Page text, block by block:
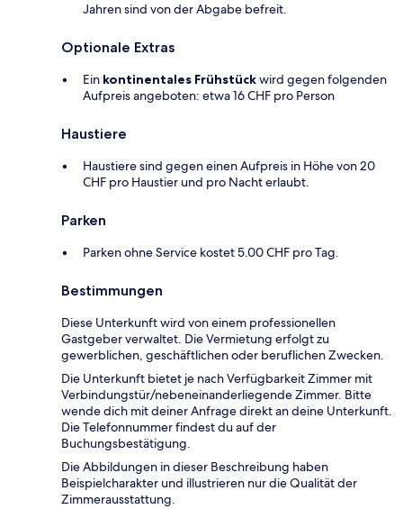
Jahren sind von der Abgabe befreit.
Optionale Extras
Ein kontinentales Frühstückwird gegen folgenden
Aufpreis angeboten: etwa 16 CHF pro Person
Haustiere
Haustiere sind gegen einen Aufpreis in Höhe von 20
CHF pro Haustier und pro Nacht erlaubt.
Parken
Parken ohne Service kostet 5.00 CHF pro Tag.
Bestimmungen
Diese Unterkunft wird von einem professionellen
Gastgeber verwaltet. Die Vermietung erfolgt zu
gewerblichen, geschäftlichen oder beruflichen Zwecken.
Die Unterkunft bietet je nach Verfügbarkeit Zimmer mit
Verbindungstür/nebeneinanderliegende Zimmer. Bitte
wende dich mit deiner Anfrage direkt an deine Unterkunft.
Die Telefonnummer findest du auf der
Buchungsbestätigung.
Die Abbildungen in dieser Beschreibung haben
Beispielcharakter und illustrieren nur die Qualität der
Zimmerausstattung.